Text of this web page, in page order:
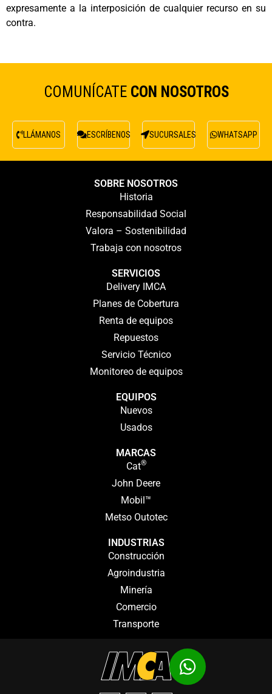
expresamente a la interposición de cualquier recurso en su
contra.
COMUNÍCATE CON NOSOTROS
LLÁMANOS ESCRÍBENOS SUCURSALES WHATSAPP
SOBRE NOSOTROS
Historia
Responsabilidad Social
Valora – Sostenibilidad
Trabaja con nosotros
SERVICIOS
Delivery IMCA
Planes de Cobertura
Renta de equipos
Repuestos
Servicio Técnico
Monitoreo de equipos
EQUIPOS
Nuevos
Usados
MARCAS
Cat®
John Deere
Mobil™
Metso Outotec
INDUSTRIAS
Construcción
Agroindustria
Minería
Comercio
Transporte